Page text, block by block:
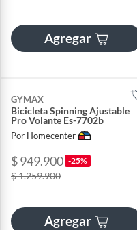
Agregar
GYMAX
Bicicleta Spinning Ajustable
Pro Volante Es-7702b
Por Homecenter
$ 949.900 -25%
$ 1.259.900
Agregar